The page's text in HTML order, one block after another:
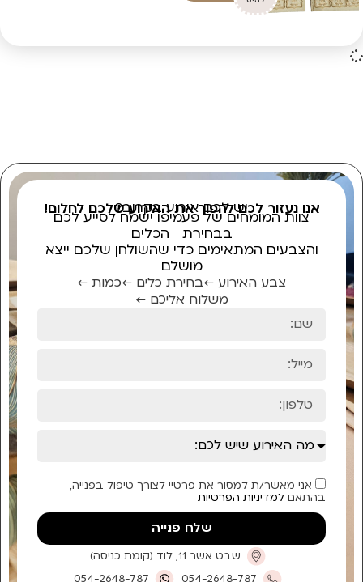
יש לכם אירוע בקרוב?
אנו נעזור לכם להפוך את האירוע שלכם לחלום!
צוות המומחים של פעמיפו ישמח לסייע לכם
בבחירת הכלים
והצבעים המתאימים כדי שהשולחן שלכם ייצא
מושלם
צבע האירוע ←בחירת כלים ←כמות ←
משלוח אליכם ←
אני מאשר/ת למסור את פרטיי לצורך טיפול בפנייה,
בהתאם למדיניות הפרטיות
שלח פנייה
שבט אשר 11, לוד (קומת כניסה)
054-2648-787
054-2648-787